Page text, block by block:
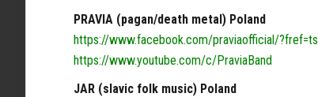
PRAVIA (pagan/death metal) Poland
https://www.facebook.com/praviaofficial/?fref=ts
https://www.youtube.com/c/PraviaBand
JAR (slavic folk music) Poland